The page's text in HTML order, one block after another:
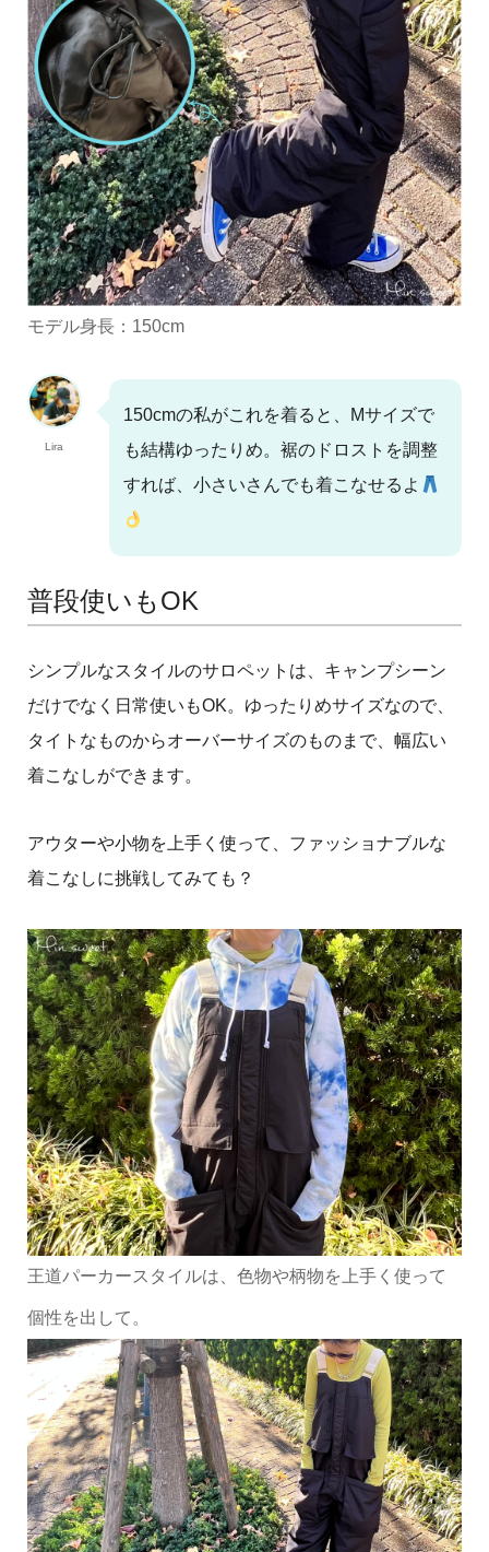
モデル身長：150cm
Lira
150cmの私がこれを着ると、Mサイズで
も結構ゆったりめ。裾のドロストを調整
すれば、小さいさんでも着こなせるよ
普段使いもOK
シンプルなスタイルのサロペットは、キャンプシーン
だけでなく日常使いもOK。ゆったりめサイズなので、
タイトなものからオーバーサイズのものまで、幅広い
着こなしができます。
アウターや小物を上手く使って、ファッショナブルな
着こなしに挑戦してみても？
王道パーカースタイルは、色物や柄物を上手く使って
個性を出して。